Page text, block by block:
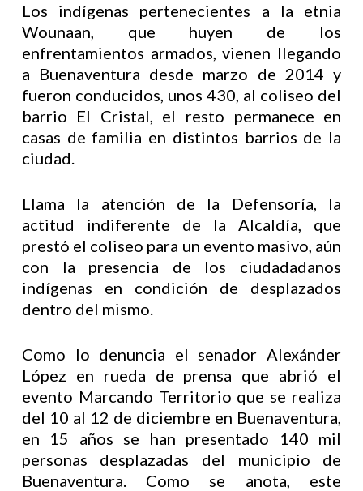
Los indígenas pertenecientes a la etnia
Wounaan, que huyen de los
enfrentamientos armados, vienen llegando
a Buenaventura desde marzo de 2014 y
fueron conducidos, unos 430, al coliseo del
barrio El Cristal, el resto permanece en
casas de familia en distintos barrios de la
ciudad.
Llama la atención de la Defensoría, la
actitud indiferente de la Alcaldía, que
prestó el coliseo para un evento masivo, aún
con la presencia de los ciudadadanos
indígenas en condición de desplazados
dentro del mismo.
Como lo denuncia el senador Alexánder
López en rueda de prensa que abrió el
evento Marcando Territorio que se realiza
del 10 al 12 de diciembre en Buenaventura,
en 15 años se han presentado 140 mil
personas desplazadas del municipio de
Buenaventura. Como se anota, este